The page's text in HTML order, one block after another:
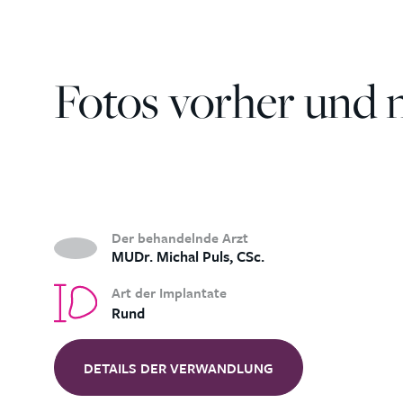
Fotos vorher und
Der behandelnde Arzt
MUDr. Michal Puls, CSc.
Art der Implantate
Rund
DETAILS DER VERWANDLUNG